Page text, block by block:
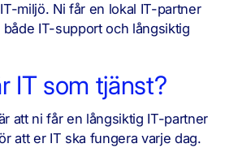
miljö. Ni får en lokal IT-partner
IT-support och långsiktig
IT som tjänst?
att ni får en långsiktig IT-partner
att er IT ska fungera varje dag.